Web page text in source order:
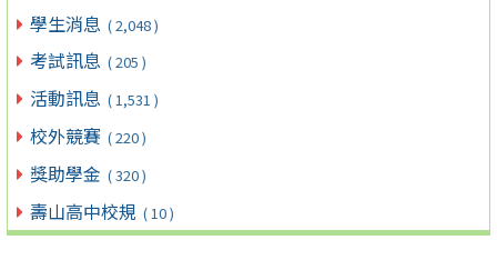
學生消息 ( 2,048 )
考試訊息 ( 205 )
活動訊息 ( 1,531 )
校外競賽 ( 220 )
獎助學金 ( 320 )
壽山高中校規 ( 10 )